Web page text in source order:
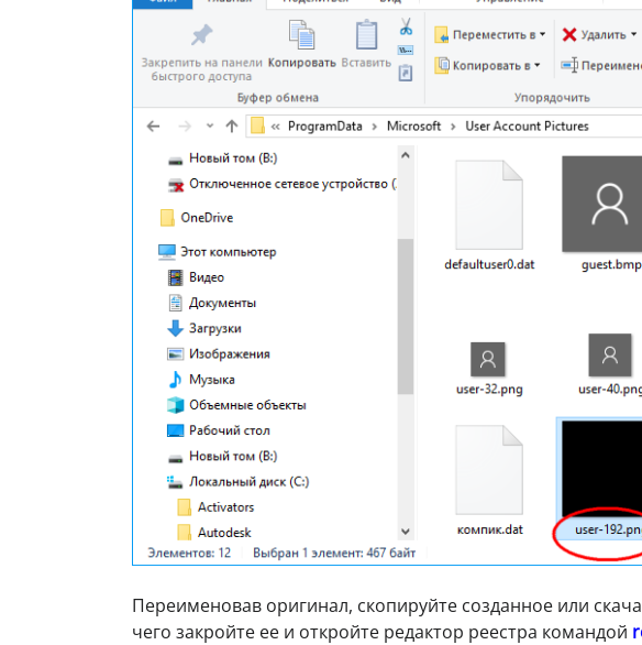
Переименовав оригинал, скопируйте созданное или
чего закройте ее и откройте редактор реестра командой